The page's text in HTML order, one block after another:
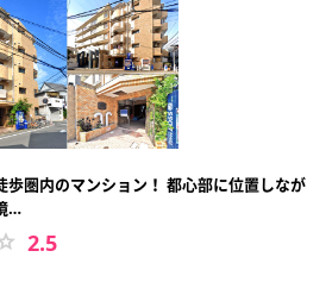
歩圏内のマンション！ 都心部に位置しなが
…
2.5